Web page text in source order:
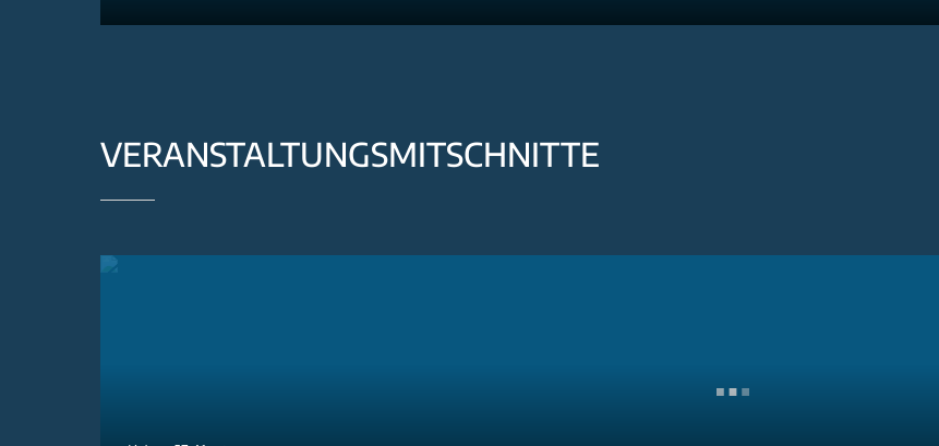
VERANSTALTUNGSMITSCHNITTE